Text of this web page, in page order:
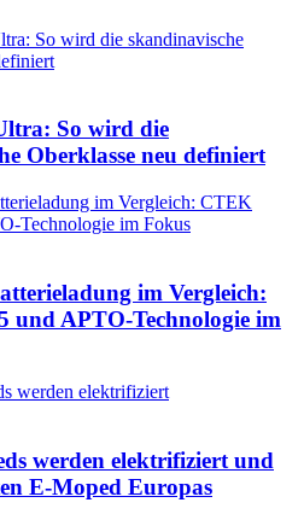
So wird die
Oberklasse neu definiert
im Vergleich:
und APTO-Technologie im
werden elektrifiziert und
E-Moped Europas